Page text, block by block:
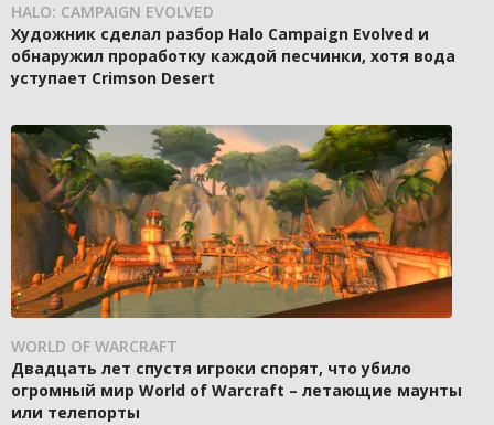
HALO: CAMPAIGN EVOLVED
Художник сделал разбор Halo Campaign Evolved и
обнаружил проработку каждой песчинки, хотя вода
уступает Crimson Desert
WORLD OF WARCRAFT
Двадцать лет спустя игроки спорят, что убило
огромный мир World of Warcraft – летающие маунты
или телепорты